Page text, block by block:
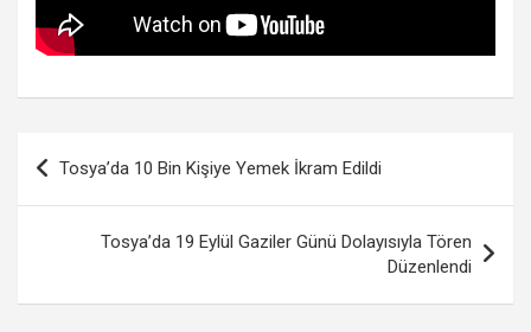
Yazı
gezinmesi
Tosya’da 10 Bin Kişiye Yemek İkram Edildi
Tosya’da 19 Eylül Gaziler Günü Dolayısıyla Tören
Düzenlendi